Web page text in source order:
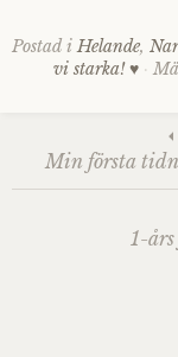
Postad i Helande,
vi starka! ♥
Min första
1-